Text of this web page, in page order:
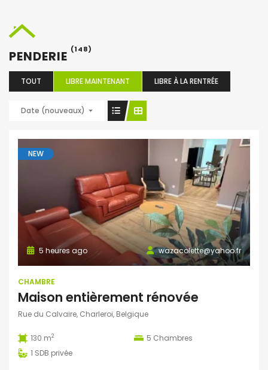
PENDERIE (148)
TOUT LIBRE MAINTENANT LIBRE À LA RENTRÉE
Date (nouveaux)
NEW
wazacolette@yahoo.fr
5 heures ago
CHAMBRE
Maison entièrement rénovée
Rue du Calvaire, Charleroi, Belgique
130 m2 5 Chambres
1 SDB privée